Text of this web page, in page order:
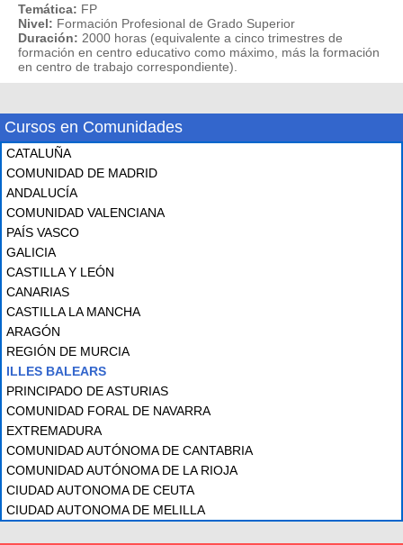
Temática: FP
Nivel: Formación Profesional de Grado Superior
Duración: 2000 horas (equivalente a cinco trimestres de
formación en centro educativo como máximo, más la formación
en centro de trabajo correspondiente).
Cursos en Comunidades
CATALUÑA
COMUNIDAD DE MADRID
ANDALUCÍA
COMUNIDAD VALENCIANA
PAÍS VASCO
GALICIA
CASTILLA Y LEÓN
CANARIAS
CASTILLA LA MANCHA
ARAGÓN
REGIÓN DE MURCIA
ILLES BALEARS
PRINCIPADO DE ASTURIAS
COMUNIDAD FORAL DE NAVARRA
EXTREMADURA
COMUNIDAD AUTÓNOMA DE CANTABRIA
COMUNIDAD AUTÓNOMA DE LA RIOJA
CIUDAD AUTONOMA DE CEUTA
CIUDAD AUTONOMA DE MELILLA